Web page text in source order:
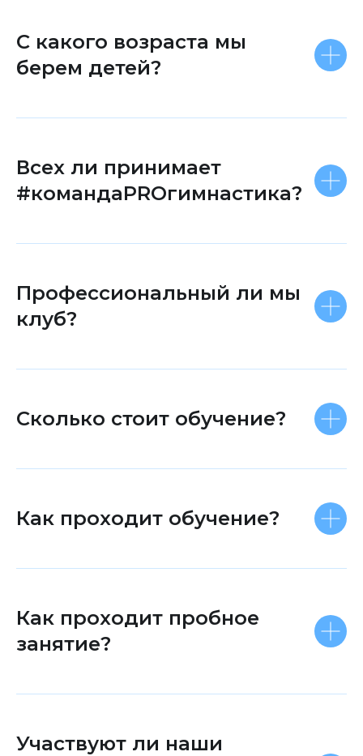
С какого возраста мы
берем детей?
Всех ли принимает
#командаPROгимнастика?
Профессиональный ли мы
клуб?
Сколько стоит обучение?
Как проходит обучение?
Как проходит пробное
занятие?
Участвуют ли наши